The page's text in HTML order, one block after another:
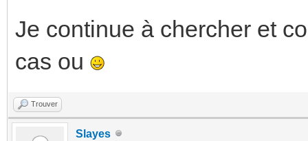
Je continue à chercher et
cas ou
Trouver
Slayes